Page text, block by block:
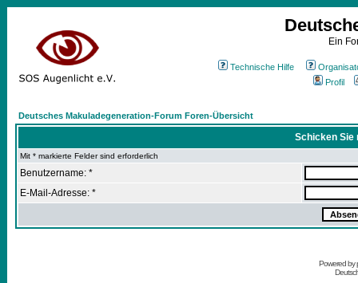
Ein
Technische Hilfe
Profil
Deutsches Makuladegeneration-Forum Foren-Übersicht
Schicken Sie
Mit * markierte Felder sind erforderlich
Benutzername: *
E-Mail-Adresse: *
Powered by